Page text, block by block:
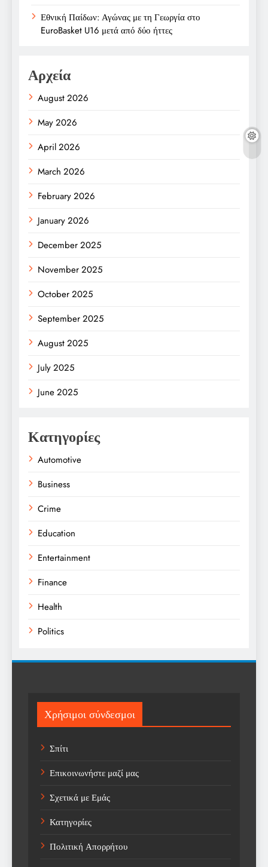
Εθνική Παίδων: Αγώνας με τη Γεωργία στο
EuroBasket U16 μετά από δύο ήττες
Αρχεία
August 2026
May 2026
April 2026
March 2026
February 2026
January 2026
December 2025
November 2025
October 2025
September 2025
August 2025
July 2025
June 2025
Κατηγορίες
Automotive
Business
Crime
Education
Entertainment
Finance
Health
Politics
Sport
Sports
Technology
Trending
Weather
Αγορά
Αγορά Εργασίας
Χρήσιμοι σύνδεσμοι
Σπίτι
Επικοινωνήστε μαζί μας
Σχετικά με Εμάς
Κατηγορίες
Πολιτική Απορρήτου